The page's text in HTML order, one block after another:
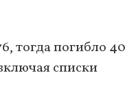
тогда погибло 40
списки